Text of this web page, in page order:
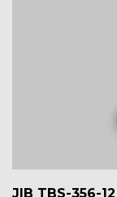
JIB TBS-356-